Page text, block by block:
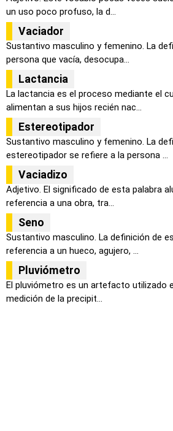
un uso poco profuso, la d...
Vaciador
Sustantivo masculino y femenino. La
persona que vacía, desocupa...
Lactancia
La lactancia es el proceso mediante el
alimentan a sus hijos recién nac...
Estereotipador
Sustantivo masculino y femenino. La
estereotipador se refiere a la persona ...
Vaciadizo
Adjetivo. El significado de esta palabra
referencia a una obra, tra...
Seno
Sustantivo masculino. La definición de
referencia a un hueco, agujero, ...
Pluviómetro
El pluviómetro es un artefacto utilizado
medición de la precipit...